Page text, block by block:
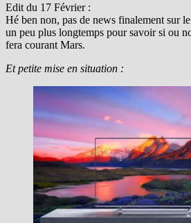
Edit du 17 Février :
Hé ben non, pas de news finalement sur
un peu plus longtemps pour savoir si ou
fera courant Mars.
Et petite mise en situation :